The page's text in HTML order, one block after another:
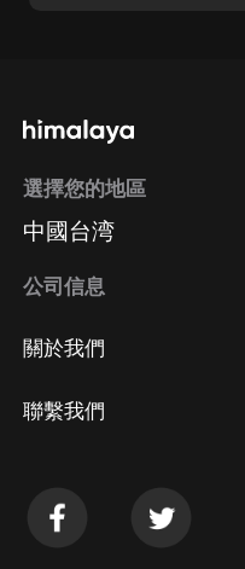
選擇您的地區
中國台湾
公司信息
關於我們
聯繫我們